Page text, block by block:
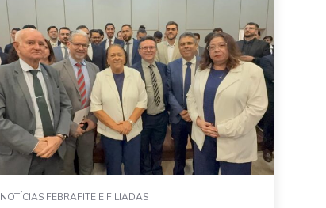
NOTÍCIAS FEBRAFITE E FILIADAS